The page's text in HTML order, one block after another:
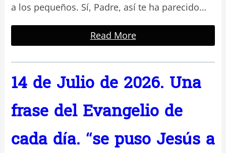
a los pequeños. Sí, Padre, así te ha parecido…
Read More
14 de Julio de 2026. Una
frase del Evangelio de
cada día. “se puso Jesús a